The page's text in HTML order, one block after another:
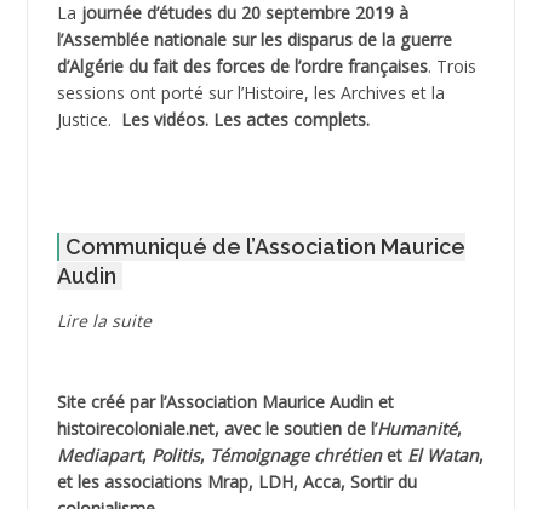
ADJAOUT
ADNI Mohamed Akli
ADOUL Arab *
AGOULMINE
AHLOUCHE Mabrouk *
AIBLIED Ahmed
La journée d’études du 20 septembre 2019 à
l’Assemblée nationale sur les disparus de la guerre
d’Algérie du fait des forces de l’ordre françaises. Trois
sessions ont porté sur l’Histoire, les Archives et la
Justice. Les vidéos. Les actes complets.
Communiqué de l’Association Maurice
Audin
Lire la suite
Site créé par l’Association Maurice Audinet
histoirecoloniale.net, avec le soutien de l’Humanité,
Mediapart, Politis, Témoignage chrétienet El Watan,
et les associations Mrap, LDH, Acca, Sortir du